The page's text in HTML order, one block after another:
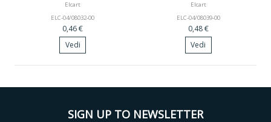
Elcart
ELC-04/08032-00
0,46 €
Vedi
Elcart
ELC-04/08039-00
0,48 €
Vedi
SIGN UP TO NEWSLETTER